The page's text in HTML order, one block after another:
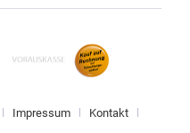
Impressum Kontakt